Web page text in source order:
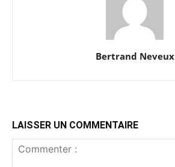
Bertrand Neveux
LAISSER UN COMMENTAIRE